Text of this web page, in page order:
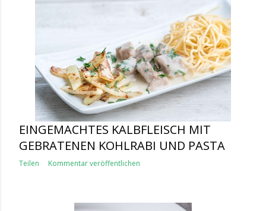
EINGEMACHTES KALBFLEISCH MIT
GEBRATENEN KOHLRABI UND PASTA
Teilen Kommentar veröffentlichen